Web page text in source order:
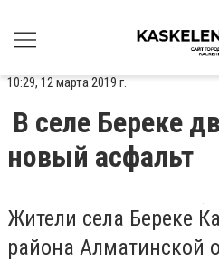
10:29, 12 марта 2019 г.
В селе Береке
новый асфальт
Жители села Береке
района Алматинской